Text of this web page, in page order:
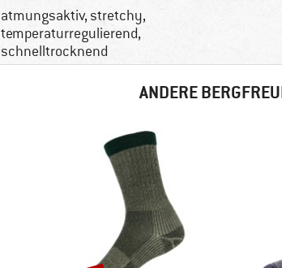
atmungsaktiv, stretchy,
temperaturregulierend,
schnelltrocknend
ANDERE